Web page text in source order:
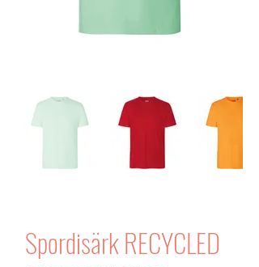
Spordisärk RECYCLED